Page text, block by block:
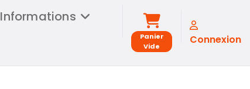
Informations
Panier
Vide
Connexion